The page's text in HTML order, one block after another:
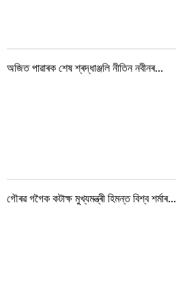
অজিত পাৱাৰক শেষ শ্ৰদ্ধাঞ্জলি নীতিন নবীনৰ...
গৌৰৱ গগৈক কটাক্ষ মুখ্যমন্ত্ৰী হিমন্ত বিশ্ব শৰ্মাৰ...